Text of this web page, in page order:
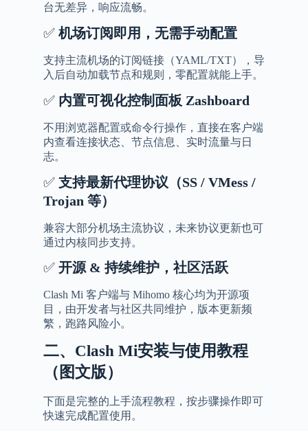
台无差异，响应流畅。
✅ 机场订阅即用，无需手动配置
支持主流机场的订阅链接（YAML/TXT），导
入后自动加载节点和规则，零配置就能上手。
✅ 内置可视化控制面板 Zashboard
不用浏览器配置或命令行操作，直接在客户端
内查看连接状态、节点信息、实时流量与日
志。
✅ 支持最新代理协议（SS / VMess /
Trojan 等）
兼容大部分机场主流协议，未来协议更新也可
通过内核同步支持。
✅ 开源& 持续维护，社区活跃
Clash Mi 客户端与 Mihomo 核心均为开源项
目，由开发者与社区共同维护，版本更新频
繁，跑路风险小。
二、ClashMi安装与使用教程
（图文版）
下面是完整的上手流程教程，按步骤操作即可
快速完成配置使用。